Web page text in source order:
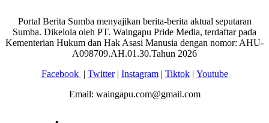
Portal Berita Sumba menyajikan berita-berita aktual seputaran
Sumba. Dikelola oleh PT. Waingapu Pride Media, terdaftar pada
Kementerian Hukum dan Hak Asasi Manusia dengan nomor: AHU-
A098709.AH.01.30.Tahun 2026
Facebook | Twitter| Instagram| Tiktok| Youtube
Email: waingapu.com@gmail.com